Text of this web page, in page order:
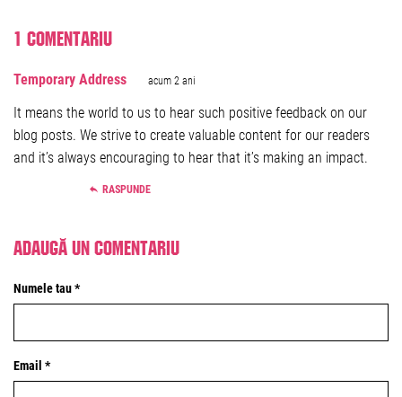
1 comentariu
Temporary Address acum 2 ani
It means the world to us to hear such positive feedback on our
blog posts. We strive to create valuable content for our readers
and it’s always encouraging to hear that it’s making an impact.
RASPUNDE
Adaugă un comentariu
Numele tau *
Email *